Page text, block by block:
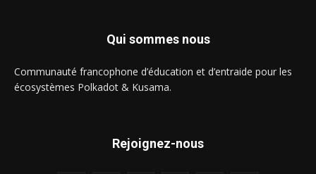
Qui sommes nous
Communauté francophone d’éducation et d’entraide pour les
écosystèmes Polkadot & Kusama.
Rejoignez-nous